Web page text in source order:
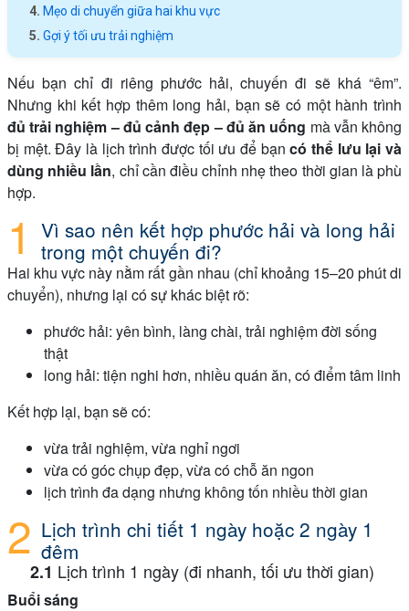
Mẹo di chuyển giữa hai khu vực
Gợi ý tối ưu trải nghiệm
Nếu bạn chỉ đi riêng phước hải, chuyến đi sẽ khá “êm”.
Nhưng khi kết hợp thêm long hải, bạn sẽ có một hành trình
đủ trải nghiệm – đủ cảnh đẹp – đủ ăn uống mà vẫn không
bị mệt. Đây là lịch trình được tối ưu để bạncó thể lưu lại và
dùng nhiều lần, chỉ cần điều chỉnh nhẹ theo thời gian là phù
hợp.
Vì sao nên kết hợp phước hải và long hải
trong một chuyến đi?
Hai khu vực này nằm rất gần nhau (chỉ khoảng 15–20 phút di
chuyển), nhưng lại có sự khác biệt rõ:
phước hải: yên bình, làng chài, trải nghiệm đời sống
thật
long hải: tiện nghi hơn, nhiều quán ăn, có điểm tâm linh
Kết hợp lại, bạn sẽ có:
vừa trải nghiệm, vừa nghỉ ngơi
vừa có góc chụp đẹp, vừa có chỗ ăn ngon
lịch trình đa dạng nhưng không tốn nhiều thời gian
Lịch trình chi tiết 1 ngày hoặc 2 ngày 1
đêm
Lịch trình 1 ngày (đi nhanh, tối ưu thời gian)
Buổi sáng